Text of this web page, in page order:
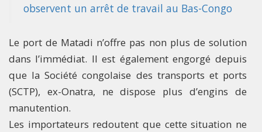
observent un arrêt de travail au Bas-Congo
Le port de Matadi n’offre pas non plus de solution
dans l’immédiat. Il est également engorgé depuis
que la Société congolaise des transports et ports
(SCTP), ex-Onatra, ne dispose plus d’engins de
manutention.
Les importateurs redoutent que cette situation ne